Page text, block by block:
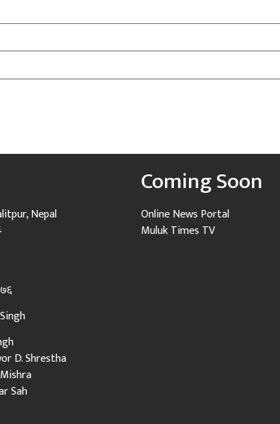
Nepal
D. Shrestha
Sah
Coming Soon
Online News Portal
Muluk Times TV